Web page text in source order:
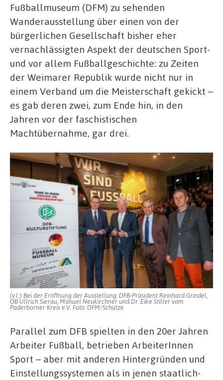
Fußballmuseum (DFM) zu sehenden
Wanderausstellung über einen von der
bürgerlichen Gesellschaft bisher eher
vernachlässigten Aspekt der deutschen Sport-
und vor allem Fußballgeschichte: zu Zeiten
der Weimarer Republik wurde nicht nur in
einem Verband um die Meisterschaft gekickt –
es gab deren zwei, zum Ende hin, in den
Jahren vor der faschistischen
Machtübernahme, gar drei.
(v.l.:) Bei der Eröffnung der Ausstellung: DFB-Präsident Reinhard Grindel,
OB Ullrich Sierau, Manuel Neukirchner und Dr. Eike Stiller vom
Paderborner Kreis e.V. Foto: DFM/Schütze
Parallel zum DFB spielten in den 20er Jahren
Arbeiter Fußball, betrieben ArbeiterInnen
Sport – aber mit anderen Hintergründen und
Einstellungssystemen als in jenen staatlich-